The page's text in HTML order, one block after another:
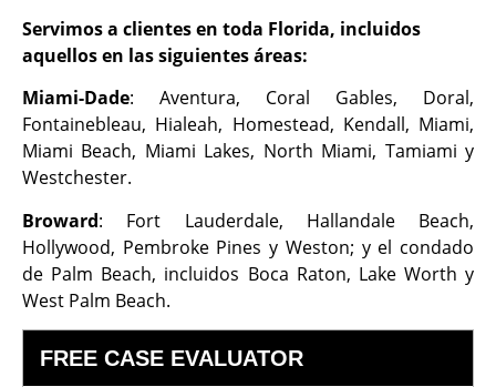
Servimos a clientes en toda Florida, incluidos
aquellos en las siguientes áreas:
Miami-Dade: Aventura, Coral Gables, Doral,
Fontainebleau, Hialeah, Homestead, Kendall, Miami,
Miami Beach, Miami Lakes, North Miami, Tamiami y
Westchester.
Broward: Fort Lauderdale, Hallandale Beach,
Hollywood, Pembroke Pines y Weston; y el condado
de Palm Beach, incluidos Boca Raton, Lake Worth y
West Palm Beach.
FREE CASE EVALUATOR